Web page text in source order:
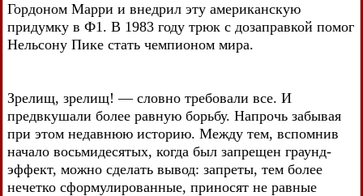
Гордоном Марри и внедрил эту американскую
придумку в Ф1. В 1983 году трюк с дозаправкой помог
Нельсону Пике стать чемпионом мира.
Зрелищ, зрелищ! — словно требовали все. И
предвкушали более равную борьбу. Напрочь забывая
при этом недавнюю историю. Между тем, вспомнив
начало восьмидесятых, когда был запрещен граунд-
эффект, можно сделать вывод: запреты, тем более
нечетко сформулированные, приносят не равные